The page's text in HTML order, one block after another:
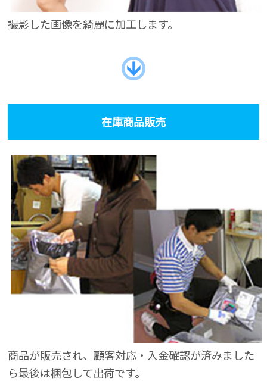
撮影した画像を綺麗に加工します。
在庫商品販売
商品が販売され、顧客対応・入金確認が済みました
ら最後は梱包して出荷です。